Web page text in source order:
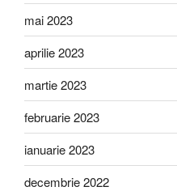
mai 2023
aprilie 2023
martie 2023
februarie 2023
ianuarie 2023
decembrie 2022